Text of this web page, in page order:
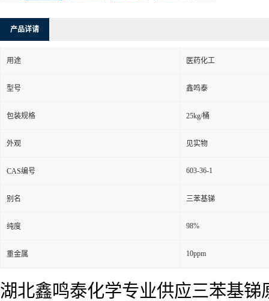
产品详请
用途 医药化工
型号 鑫鸣泰
包装规格 25kg/桶
外观 见实物
CAS编号 603-36-1
别名 三苯基锑
纯度 98%
重金属 10ppm
湖北鑫鸣泰化学专业供应三苯基